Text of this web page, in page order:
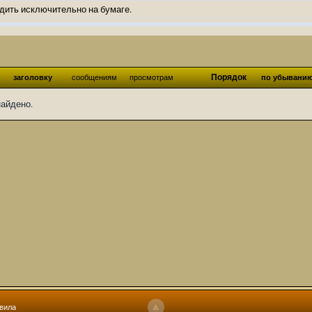
исключительно на бумаге.
и Ангелы из Ада были и будут только на бумаге.
Ангелов из Ада, а в электронном варианте нету вариантов?
какие, подскажите пожалуйста?)
аболетов на бусти:
раньше?
процесс не очень быстрый будет. Думаю в течении 1-2 месяцев
с телефона не очень удобно)
по ходу чтения правлю. Получается не совнлитературный перевод,
заголовку сообщениям просмотрам Порядок по